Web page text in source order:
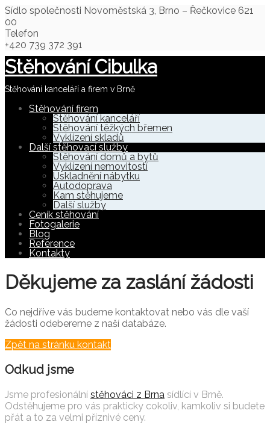
Sídlo společnosti Novoměstská 3, Brno – Řečkovice 621
00
Telefon
+420 739 372 391
Stěhování Cibulka
Stěhování kanceláří a firem v Brně
Stěhování firem
Stěhování kanceláří
Stěhování těžkých břemen
Vyklízení skladů
Další stěhovací služby
Stěhování domů a bytů
Vyklízení nemovitostí
Uskladnění nábytku
Autodoprava
Kam stěhujeme
Další služby
Ceník stěhování
Fotogalerie
Blog
Reference
Kontakty
Děkujeme za zaslání žádosti
Co nejdříve vás budeme kontaktovat nebo vás dle vaší
žádosti odebereme z naší databáze.
Zpět na stránku kontakt
Odkud jsme
Jsme profesionální stěhováci z Brna sídlící v Brně.
Odstěhujeme pro vás prakticky cokoliv, kamkoliv si budete
přát a to za velmi příznivé ceny.